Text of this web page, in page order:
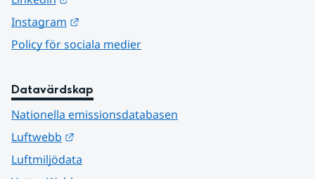
Instagram
Policy för sociala medier
Datavärdskap
Nationella emissionsdatabasen
Luftwebb
Luftmiljödata